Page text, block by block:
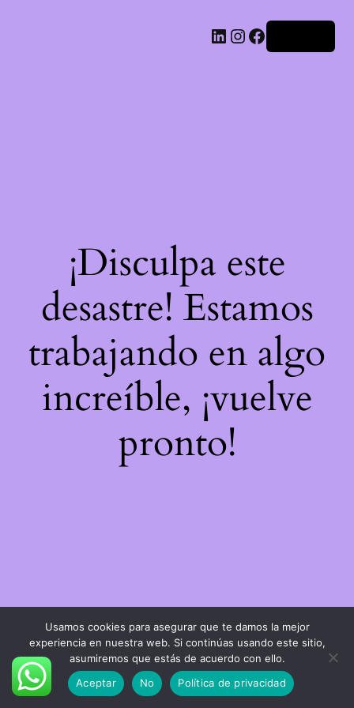
LinkedIn
Instagram
Facebook
¡Disculpa este
desastre! Estamos
trabajando en algo
increíble, ¡vuelve
pronto!
Usamos cookies para asegurar que te damos la mejor
experiencia en nuestra web. Si continúas usando este sitio,
asumiremos que estás de acuerdo con ello.
Aceptar
No Política de privacidad